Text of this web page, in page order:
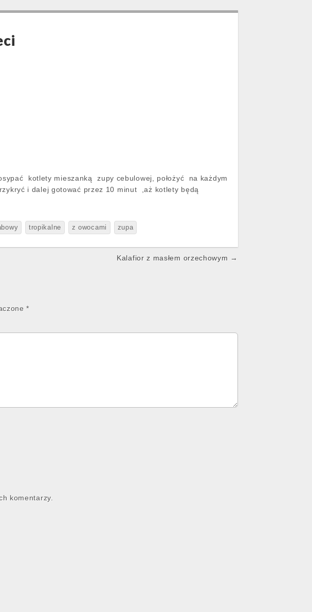
kotlety mieszanką zupy cebulowej, położyć na każdym
i dalej gotować przez 10 minut ,aż kotlety będą
tropikalne z owocami zupa
Kalafior z masłem orzechowym →
*
komentarzy.